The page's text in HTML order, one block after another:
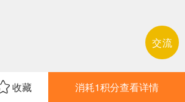
交流
收藏 消耗1积分查看详情